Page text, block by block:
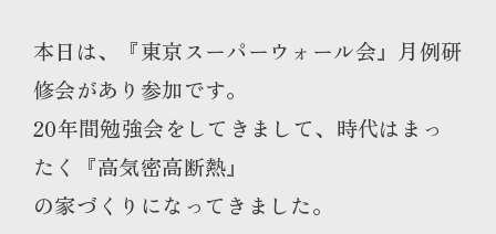
本日は、『東京スーパーウォール会』月例研
修会があり参加です。
20年間勉強会をしてきまして、時代はまっ
たく『高気密高断熱』
の家づくりになってきました。